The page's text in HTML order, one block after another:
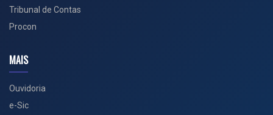
Tribunal de Contas
Procon
MAIS
Ouvidoria
e-Sic